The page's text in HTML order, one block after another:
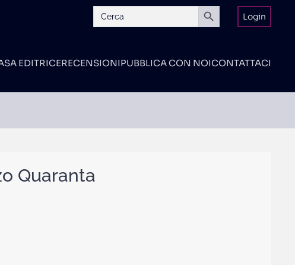
Search
for:
Search Button
Login
EDITRICERECENSIONIPUBBLICA CON NOICONTATTACI
Quaranta